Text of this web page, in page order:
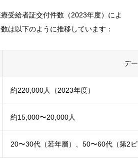
受給者証交付件数（2023年度）によ
は以下のように推移しています：
デ
約220,000人（2023年度）
約15,000〜20,000人
20〜30代（若年層）、50〜60代（第2